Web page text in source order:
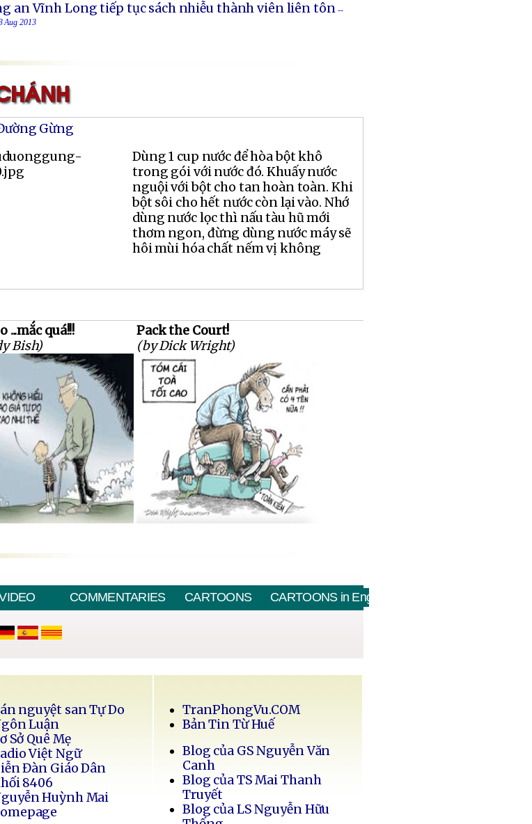
an Vĩnh Long tiếp tục sách nhiễu thành viên liên tôn --
Aug 2013
Gừng
Dùng 1 cup nước để hòa bột khô
trong gói với nước đó. Khuấy nước
nguội với bột cho tan hoàn toàn. Khi
bột sôi cho hết nước còn lại vào. Nhớ
dùng nước lọc thì nấu tàu hũ mới
thơm ngon, đừng dùng nước máy sẽ
hôi mùi hóa chất nếm vị không
...mắc quá!!!
Bish)
Pack the Court!
(by Dick Wright)
COMMENTARIES CARTOONS CARTOONS in English
nguyệt san Tự Do
Luận
Sở Quê Mẹ
Việt Ngữ
Đàn Giáo Dân
8406
Huỳnh Mai
TranPhongVu.COM
Bản Tin Từ Huế
Blog của GS Nguyễn Văn
Canh
Blog của TS Mai Thanh
Truyết
Blog của LS Nguyễn Hữu